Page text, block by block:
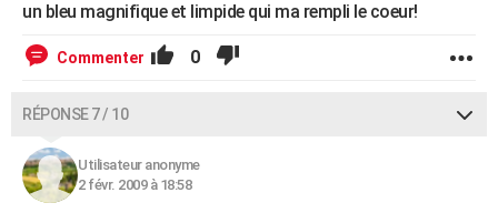
un bleu magnifique et limpide qui ma rempli le coeur!
Commenter 0
RÉPONSE 7 / 10
Utilisateur anonyme
2 févr. 2009 à 18:58